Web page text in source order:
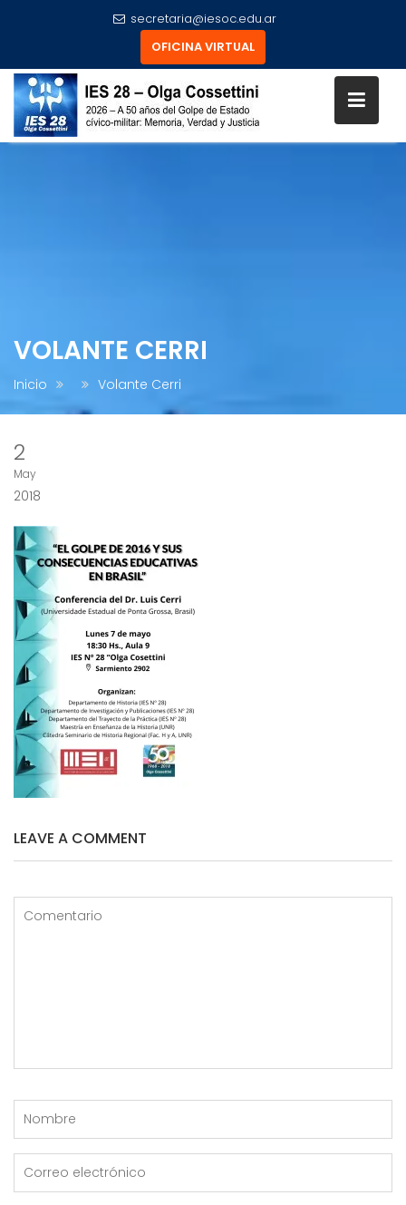
secretaria@iesoc.edu.ar
OFICINA VIRTUAL
VOLANTE CERRI
Inicio Volante Cerri
2
May
2018
LEAVE A COMMENT